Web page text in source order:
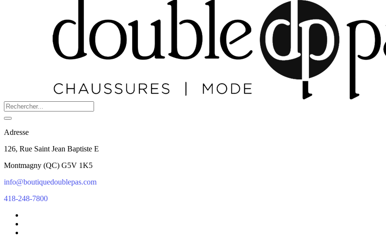
Adresse
126, Rue Saint Jean Baptiste E
Montmagny (QC) G5V 1K5
info@boutiquedoublepas.com
418-248-7800